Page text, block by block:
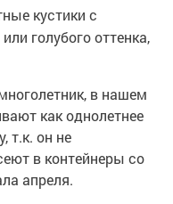
кустики с
голубого оттенка,
в нашем
как однолетнее
т.к. он не
в контейнеры со
апреля.